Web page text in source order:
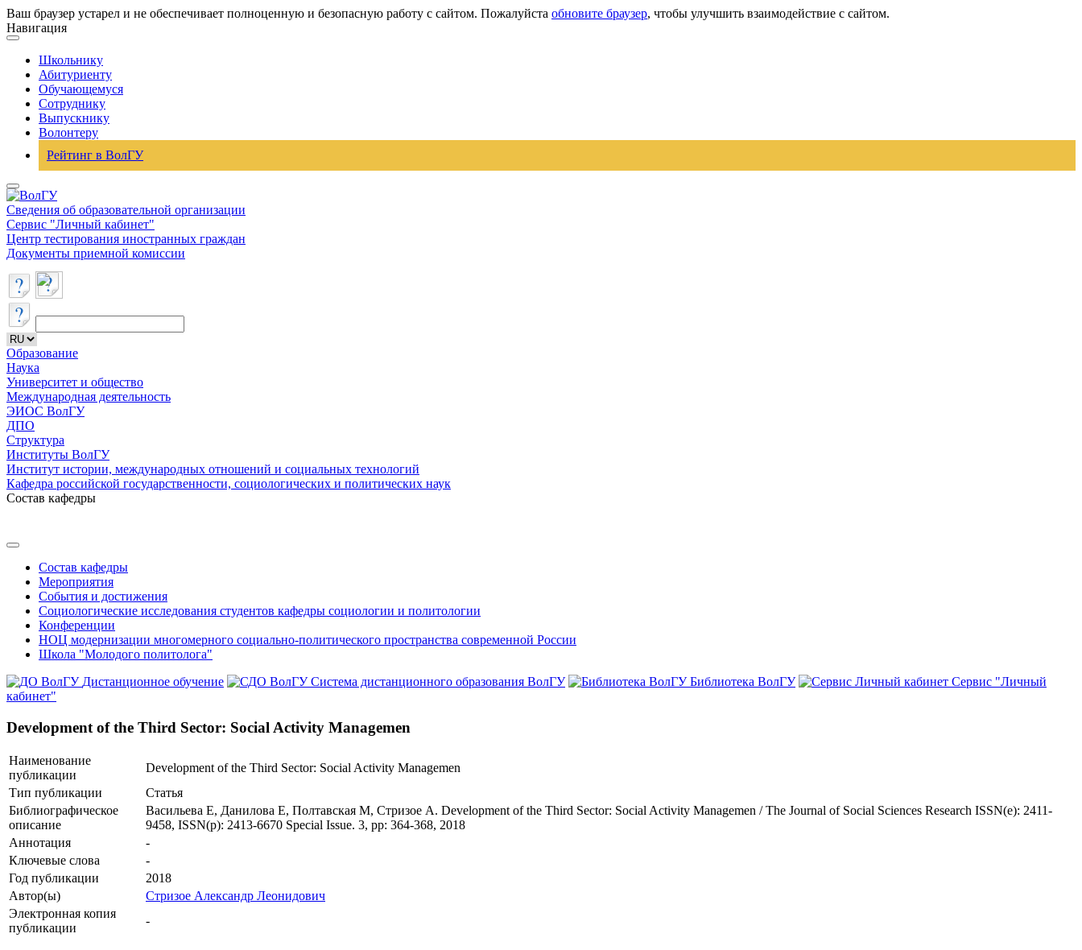
Ваш браузер устарел и не обеспечивает полноценную и безопасную работу с сайтом. Пожалуйста обновите браузер, чтобы улучшить взаимодействие с сайтом.
Навигация
Школьнику
Абитуриенту
Обучающемуся
Сотруднику
Выпускнику
Волонтеру
Рейтинг в ВолГУ
Сведения об образовательной организации
Сервис "Личный кабинет"
Центр тестирования иностранных граждан
Документы приемной комиссии
Образование
Наука
Университет и общество
Международная деятельность
ЭИОС ВолГУ
ДПО
Структура
Институты ВолГУ
Институт истории, международных отношений и социальных технологий
Кафедра российской государственности, социологических и политических наук
Состав кафедры
Состав кафедры
Мероприятия
События и достижения
Социологические исследования студентов кафедры социологии и политологии
Конференции
НОЦ модернизации многомерного социально-политического пространства современной России
Школа "Молодого политолога"
Дистанционное обучение
Система дистанционного образования ВолГУ Библиотека ВолГУ
Сервис "Личный
кабинет"
Development of the Third Sector: Social Activity Managemen
Наименование
публикации
Development of the Third Sector: Social Activity Managemen
Тип публикации
Статья
Библиографическое
описание
Васильева Е, Данилова Е, Полтавская М, Стризое А. Development of the Third Sector: Social Activity Managemen / The Journal of Social Sciences Research ISSN(e): 2411-
9458, ISSN(p): 2413-6670 Special Issue. 3, pp: 364-368, 2018
Аннотация
-
Ключевые cлова
-
Год публикации
2018
Автор(ы)
Стризое Александр Леонидович
Электронная копия
публикации
-